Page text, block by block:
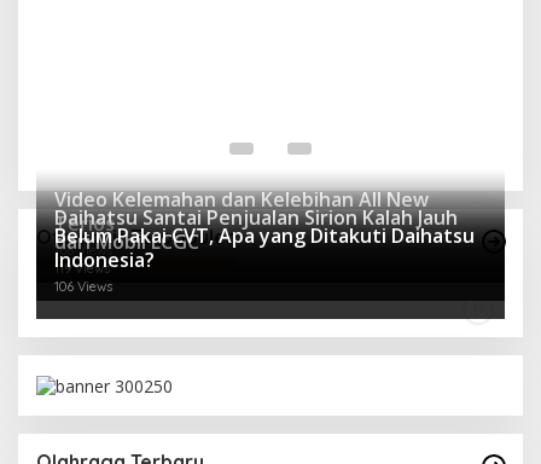
Otomotif Terpopuler
Video Kelemahan dan Kelebihan All New
Terios
166 Views
Daihatsu Santai Penjualan Sirion Kalah Jauh
dari Mobil LCGC
119 Views
Belum Pakai CVT, Apa yang Ditakuti Daihatsu
Indonesia?
106 Views